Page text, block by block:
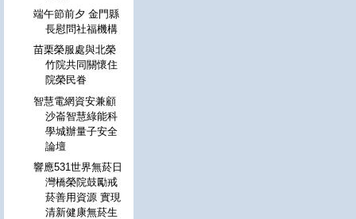
端午節前夕 金門縣
長慰問社福機構
苗栗榮服處與北榮
竹院共同關懷住
院榮民眷
智慧電網資安兼顧
沙崙智慧綠能科
學城辦量子安全
論壇
響應531世界無菸日
灣橋榮院鼓勵戒
菸善用資源 實現
清新健康無菸生